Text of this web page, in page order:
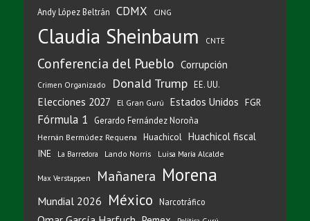
Andy López Beltrán CDMX CJNG
Claudia Sheinbaum CNTE
Conferencia del Pueblo Corrupción
Crimen Organizado Donald Trump EE. UU.
Elecciones 2027 El Gran Gurú Estados Unidos FGR
Fórmula 1 Gerardo Fernández Noroña
Hernán Bermúdez Requena Huachicol Huachicol fiscal
INE La Barredora Lando Norris Luisa María Alcalde
Max Verstappen Mañanera Morena
Mundial 2026 México Narcotráfico